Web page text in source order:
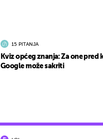
15 PITANJA
Kviz općeg znanja: Za one pred
Google može sakriti